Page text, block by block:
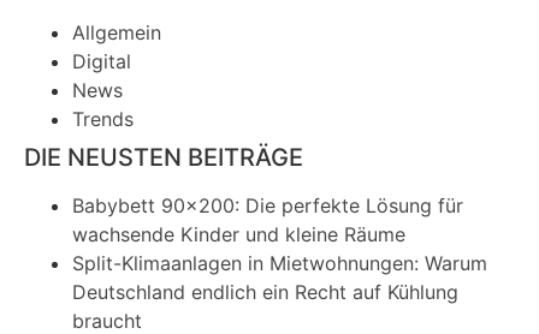
Allgemein
Digital
News
Trends
DIE NEUSTEN BEITRÄGE
Babybett 90×200: Die perfekte Lösung für
wachsende Kinder und kleine Räume
Split-Klimaanlagen in Mietwohnungen: Warum
Deutschland endlich ein Recht auf Kühlung
braucht